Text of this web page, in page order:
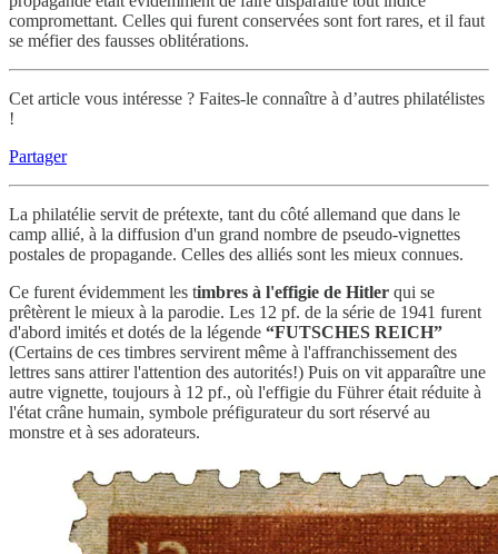
compromettant. Celles qui furent conservées sont fort rares, et il faut
se méfier des fausses oblitérations.
Cet article vous intéresse ? Faites-le connaître à d’autres philatélistes
!
Partager
La philatélie servit de prétexte, tant du côté allemand que dans le
camp allié, à la diffusion d'un grand nombre de pseudo-vignettes
postales de propagande. Celles des alliés sont les mieux connues.
Ce furent évidemment les timbres à l'effigie de Hitler qui se
prêtèrent le mieux à la parodie. Les 12 pf. de la série de 1941 furent
d'abord imités et dotés de la légende “FUTSCHES REICH”
(Certains de ces timbres servirent même à l'affranchissement des
lettres sans attirer l'attention des autorités!) Puis on vit apparaître une
autre vignette, toujours à 12 pf., où l'effigie du Führer était réduite à
l'état crâne humain, symbole préfigurateur du sort réservé au
monstre et à ses adorateurs.